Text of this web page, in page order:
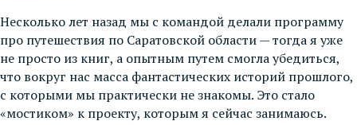
Несколько лет назад мы с командой делали программу
про путешествия по Саратовской области — тогда я уже
не просто из книг, а опытным путем смогла убедиться,
что вокруг нас масса фантастических историй прошлого,
с которыми мы практически не знакомы. Это стало
«мостиком» к проекту, которым я сейчас занимаюсь.